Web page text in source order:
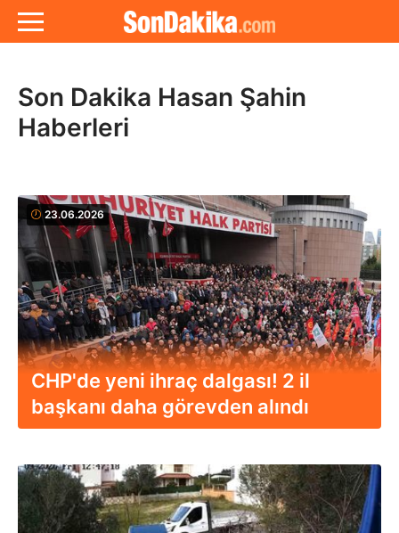
Son Dakika Hasan Şahin
Haberleri
23.06.2026
CHP'de yeni ihraç dalgası! 2 il
başkanı daha görevden alındı
14.01.2026